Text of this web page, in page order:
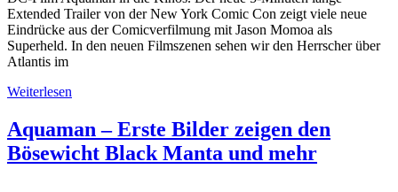
Extended Trailer von der New York Comic Con zeigt viele neue
Eindrücke aus der Comicverfilmung mit Jason Momoa als
Superheld. In den neuen Filmszenen sehen wir den Herrscher über
Atlantis im
Weiterlesen
Aquaman – Erste Bilder zeigen den
Bösewicht Black Manta und mehr